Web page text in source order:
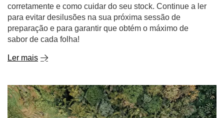
corretamente e como cuidar do seu stock. Continue a ler
para evitar desilusões na sua próxima sessão de
preparação e para garantir que obtém o máximo de
sabor de cada folha!
Ler mais